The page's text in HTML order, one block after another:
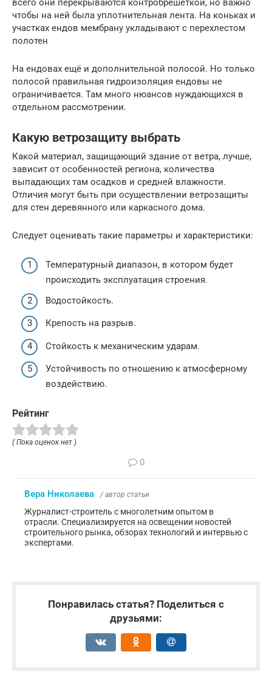
всего они перекрываются контробрешеткой, но важно
чтобы на ней была уплотнительная лента. На коньках и
участках ендов мембрану укладывают с перехлестом
полотен
На ендовах ещё и дополнительной полосой. Но только
полосой правильная гидроизоляция ендовы не
ограничивается. Там много нюансов нуждающихся в
отдельном рассмотрении.
Какую ветрозащиту выбрать
Какой материал, защищающий здание от ветра, лучше,
зависит от особенностей региона, количества
выпадающих там осадков и средней влажности.
Отличия могут быть при осуществлении ветрозащиты
для стен деревянного или каркасного дома.
Следует оценивать такие параметры и характеристики:
Температурный диапазон, в котором будет
происходить эксплуатация строения.
Водостойкость.
Крепость на разрыв.
Стойкость к механическим ударам.
Устойчивость по отношению к атмосферному
воздействию.
Рейтинг
( Пока оценок нет )
0
Вера Николаева / автор статьи
Журналист-строитель с многолетним опытом в
отрасли. Специализируется на освещении новостей
строительного рынка, обзорах технологий и интервью с
экспертами.
Понравилась статья? Поделиться с
друзьями: